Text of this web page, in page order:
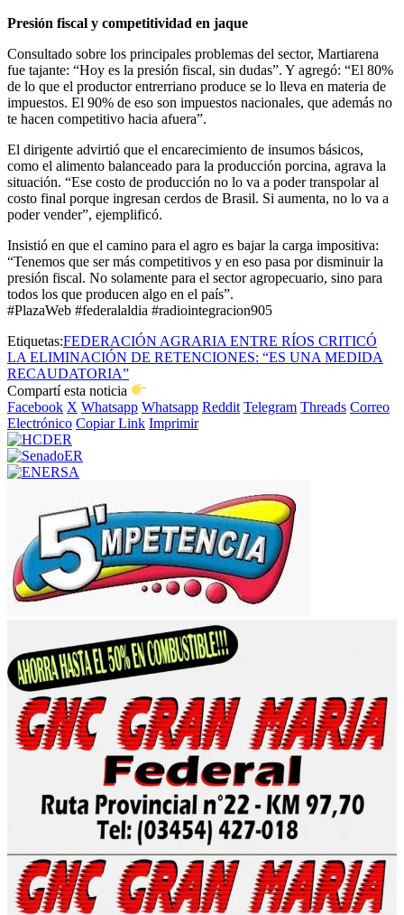
Presión fiscal y competitividad en jaque
Consultado sobre los principales problemas del sector, Martiarena
fue tajante: “Hoy es la presión fiscal, sin dudas”. Y agregó: “El 80%
de lo que el productor entrerriano produce se lo lleva en materia de
impuestos. El 90% de eso son impuestos nacionales, que además no
te hacen competitivo hacia afuera”.
El dirigente advirtió que el encarecimiento de insumos básicos,
como el alimento balanceado para la producción porcina, agrava la
situación. “Ese costo de producción no lo va a poder transpolar al
costo final porque ingresan cerdos de Brasil. Si aumenta, no lo va a
poder vender”, ejemplificó.
Insistió en que el camino para el agro es bajar la carga impositiva:
“Tenemos que ser más competitivos y en eso pasa por disminuir la
presión fiscal. No solamente para el sector agropecuario, sino para
todos los que producen algo en el país”.
#PlazaWeb #federalaldia #radiointegracion905
Etiquetas:FEDERACIÓN AGRARIA ENTRE RÍOS CRITICÓ
LA ELIMINACIÓN DE RETENCIONES: “ES UNA MEDIDA
RECAUDATORIA”
Compartí esta noticia
Facebook X Whatsapp Whatsapp Reddit Telegram Threads Correo
Electrónico Copiar Link Imprimir